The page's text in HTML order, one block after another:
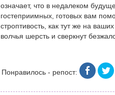
означает, что в недалеком
гостеприимных, готовых вам
строптивость, как тут же на
волчья шерсть и сверкнут
Понравилось - репост: